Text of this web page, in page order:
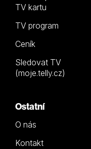
TV kartu
TV program
Ceník
Sledovat TV
(moje.telly.cz)
Ostatní
O nás
Kontakt